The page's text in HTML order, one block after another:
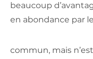
beaucoup
en abondance par
commun, mais